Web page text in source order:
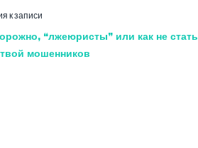
к записи
“лжеюристы” или как не стать
мошенников